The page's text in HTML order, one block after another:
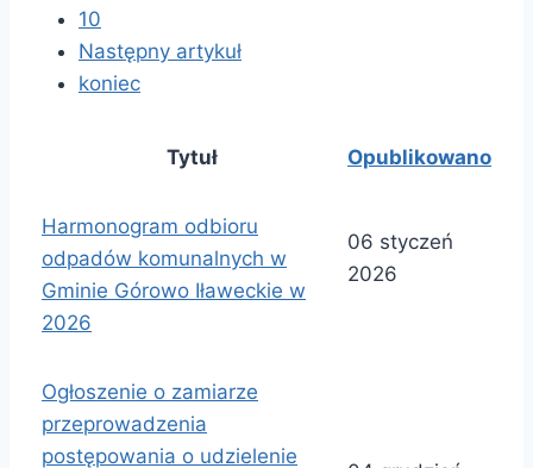
10
Następny artykuł
koniec
Tytuł Opublikowano
Harmonogram odbioru
odpadów komunalnych w
Gminie Górowo Iławeckie w
2026
06 styczeń
2026
Ogłoszenie o zamiarze
przeprowadzenia
postępowania o udzielenie